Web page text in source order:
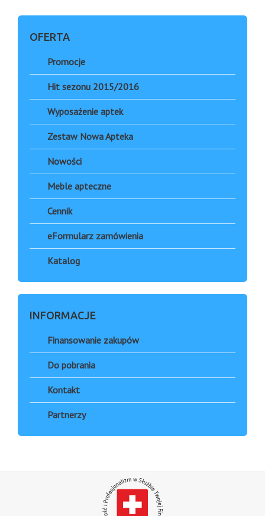
OFERTA
Promocje
Hit sezonu 2015/2016
Wyposażenie aptek
Zestaw Nowa Apteka
Nowości
Meble apteczne
Cennik
eFormularz zamówienia
Katalog
INFORMACJE
Finansowanie zakupów
Do pobrania
Kontakt
Partnerzy